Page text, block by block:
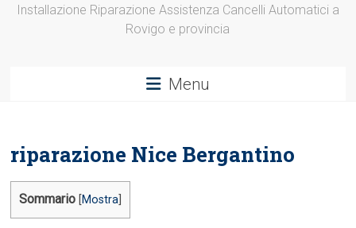
Installazione Riparazione Assistenza Cancelli Automatici a
Rovigo e provincia
Menu
riparazione Nice Bergantino
Sommario Mostra